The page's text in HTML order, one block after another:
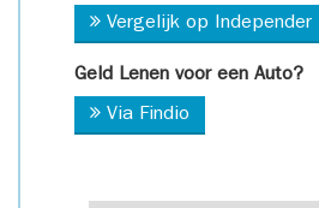
Vergelijk op Independer
Geld Lenen voor een Auto?
Via Findio